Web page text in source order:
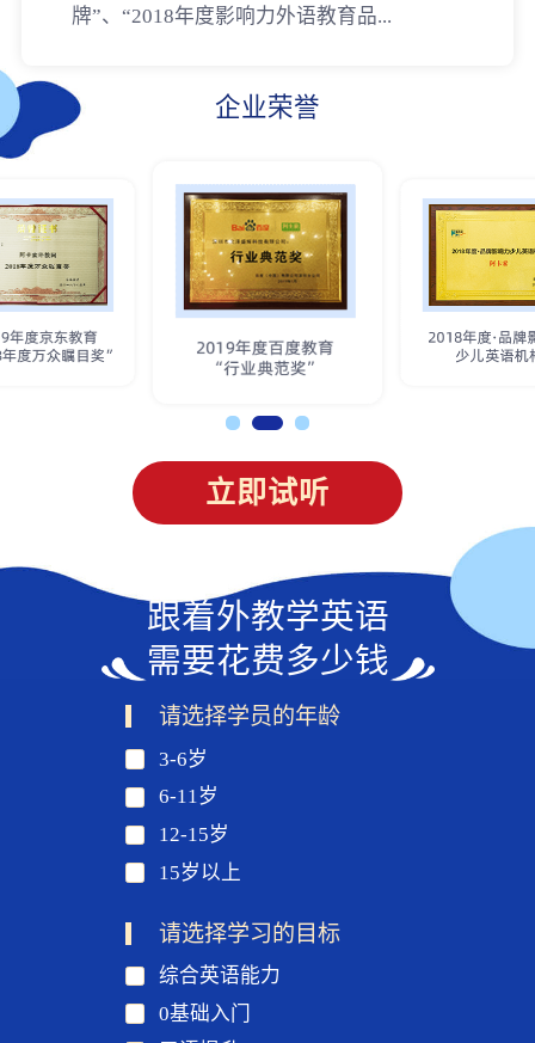
牌”、“2018年度影响力外语教育品...
企业荣誉
立即试听
跟着外教学英语
需要花费多少钱
请选择学员的年龄
3-6岁
6-11岁
12-15岁
15岁以上
请选择学习的目标
综合英语能力
0基础入门